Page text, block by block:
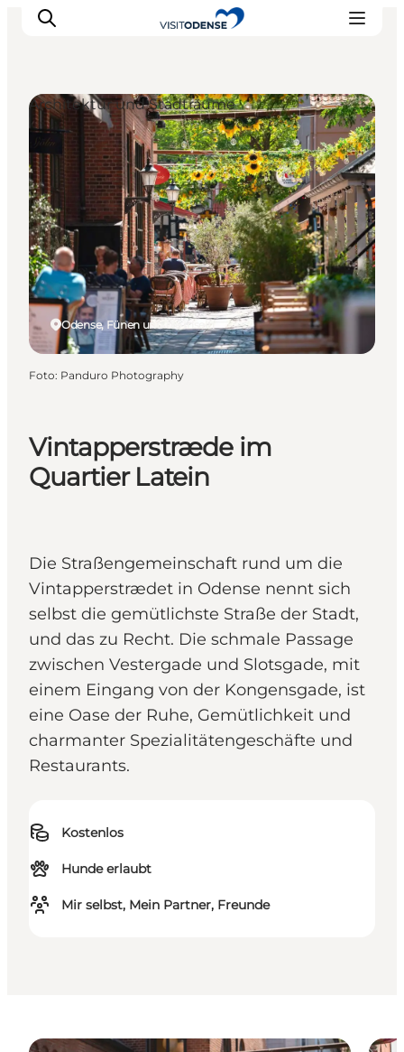
Odense erleben
Veranstaltungen
Reiseplanung
Inspiration
Vintapperstræde im
Quartier Latein
Die Straßengemeinschaft rund um die
Vintapperstrædet in Odense nennt sich
selbst die gemütlichste Straße der Stadt,
und das zu Recht. Die schmale Passage
zwischen Vestergade und Slotsgade, mit
einem Eingang von der Kongensgade, ist
eine Oase der Ruhe, Gemütlichkeit und
charmanter Spezialitätengeschäfte und
Restaurants.
Kostenlos
Hunde erlaubt
Mir selbst, Mein Partner, Freunde
Odense, Fünen und die Inseln
Architektur und Stadträume
Foto: Panduro Photography